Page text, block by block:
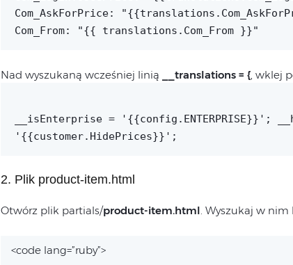
Com_AskForPrice:
Com_From: "{{ translations.Com_From }}"
Nad wyszukaną wcześniej linią __translations = {, wklej
__isEnterprise = '{{config.ENTERPRISE}}';
'{{customer.HidePrices}}';
2. Plik product-item.html
Otwórz plik partials/product-item.html. Wyszukaj w nim
<code lang=”ruby”>